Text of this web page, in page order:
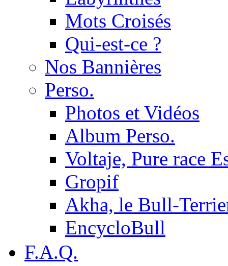
Mots Croisés
Qui-est-ce ?
Nos Bannières
Perso.
Photos et Vidéos
Album Perso.
Voltaje, Pure race
Gropif
Akha, le Bull-
EncycloBull
F.A.Q.